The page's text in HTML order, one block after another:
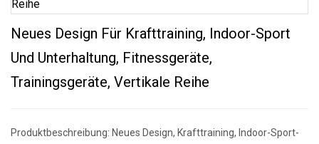
Neues Design Für Krafttraining, Indoor-Sport
Und Unterhaltung, Fitnessgeräte,
Trainingsgeräte, Vertikale Reihe
Produktbeschreibung: Neues Design, Krafttraining, Indoor-Sport-